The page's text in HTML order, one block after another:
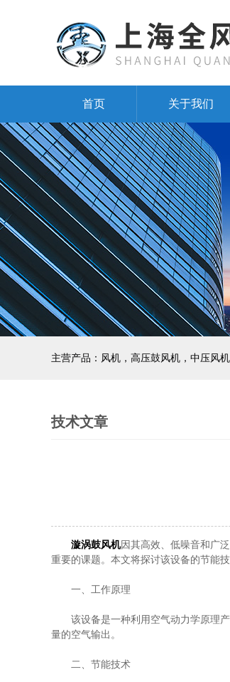
首页 关于我们
主营产品：风机，高压鼓风机，中压风
技术文章
漩涡鼓风机因其高效、低噪音和广
重要的课题。本文将探讨该设备的节能
一、工作原理
该设备是一种利用空气动力学原理产
量的空气输出。
二、节能技术